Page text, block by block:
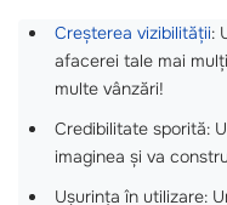
Creșterea vizibilității:
afacerei tale mai
multe vânzări!
Credibilitate sporită:
imaginea și va
Ușurința în utilizare: